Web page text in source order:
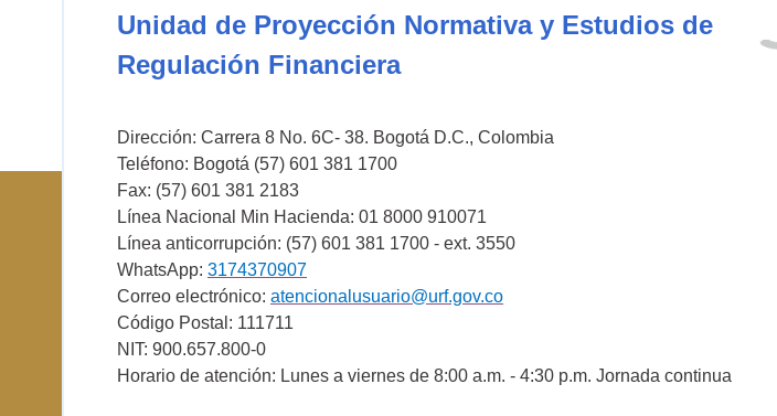
Unidad de Proyección Normativa y Estudios de
Regulación Financiera
Dirección: Carrera 8 No. 6C- 38. Bogotá D.C., Colombia
Teléfono: Bogotá (57) 601 381 1700
Fax: (57) 601 381 2183
Línea Nacional Min Hacienda: 01 8000 910071
Línea anticorrupción: (57) 601 381 1700 - ext. 3550
WhatsApp: 3174370907
Correo electrónico: atencionalusuario@urf.gov.co
Código Postal: 111711
NIT: 900.657.800-0
Horario de atención: Lunes a viernes de 8:00 a.m. - 4:30 p.m. Jornada continua